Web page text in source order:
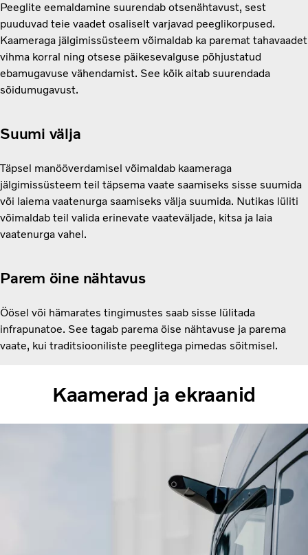
Peeglite eemaldamine suurendab otsenähtavust, sest
puuduvad teie vaadet osaliselt varjavad peeglikorpused.
Kaameraga jälgimissüsteem võimaldab ka paremat tahavaadet
vihma korral ning otsese päikesevalguse põhjustatud
ebamugavuse vähendamist. See kõik aitab suurendada
sõidumugavust.
Suumi välja
Täpsel manööverdamisel võimaldab kaameraga
jälgimissüsteem teil täpsema vaate saamiseks sisse suumida
või laiema vaatenurga saamiseks välja suumida. Nutikas lüliti
võimaldab teil valida erinevate vaateväljade, kitsa ja laia
vaatenurga vahel.
Parem öine nähtavus
Öösel või hämarates tingimustes saab sisse lülitada
infrapunatoe. See tagab parema öise nähtavuse ja parema
vaate, kui traditsiooniliste peeglitega pimedas sõitmisel.
Kaamerad ja ekraanid